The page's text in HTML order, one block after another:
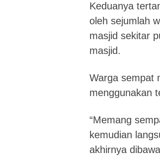
Keduanya
oleh sejumlah
masjid sekitar
masjid.
Warga sempat
menggunakan
“Memang
kemudian
akhirnya